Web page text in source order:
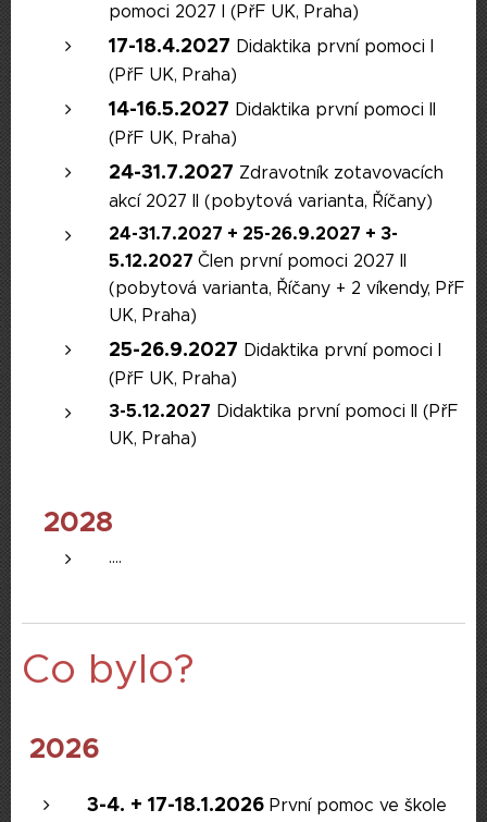
pomoci 2027 I (PřF UK, Praha)
17-18.4.2027 Didaktika první pomoci I
(PřF UK, Praha)
14-16.5.2027 Didaktika první pomoci II
(PřF UK, Praha)
24-31.7.2027 Zdravotník zotavovacích
akcí 2027 II (pobytová varianta, Říčany)
24-31.7.2027 + 25-26.9.2027 + 3-
5.12.2027 Člen první pomoci 2027 II
(pobytová varianta, Říčany + 2 víkendy, PřF
UK, Praha)
25-26.9.2027 Didaktika první pomoci I
(PřF UK, Praha)
3-5.12.2027 Didaktika první pomoci II (PřF
UK, Praha)
2028
....
Co bylo?
2026
3-4. + 17-18.1.2026 První pomoc ve škole